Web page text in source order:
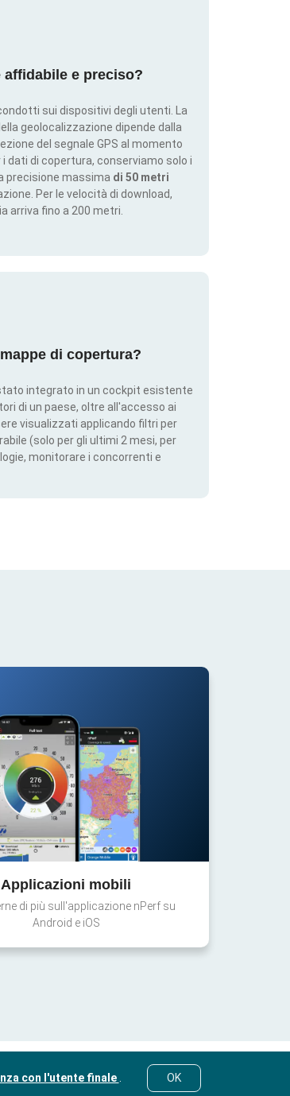
affidabile e preciso?
sui dispositivi degli utenti. La
geolocalizzazione dipende dalla
del segnale GPS al momento
i dati di copertura, conserviamo solo i
precisione massima di 50 metri
Per le velocità di download,
arriva fino a 200 metri.
di copertura?
integrato in un cockpit esistente
di un paese, oltre all'accesso ai
visualizzati applicando filtri per
(solo per gli ultimi 2 mesi, per
monitorare i concorrenti e
Applicazioni mobili
di più sull'applicazione nPerf su
Android e iOS
con l'utente finale OK